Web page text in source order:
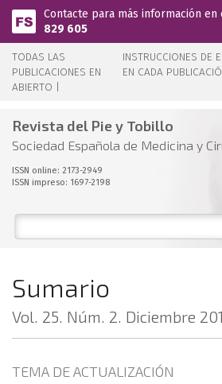
Pasar al contenido principal
Contacte para más información
829 605
TODAS LAS
PUBLICACIONES EN
ABIERTO |
INSTRUCCIONES DE
EN CADA
Revista del Pie y Tobillo
Sociedad Española de Medicina y
ISSN online: 2173-2949
ISSN impreso: 1697-2198
Sumario
Vol. 25. Núm. 2. Diciembre
TEMA DE ACTUALIZACIÓN